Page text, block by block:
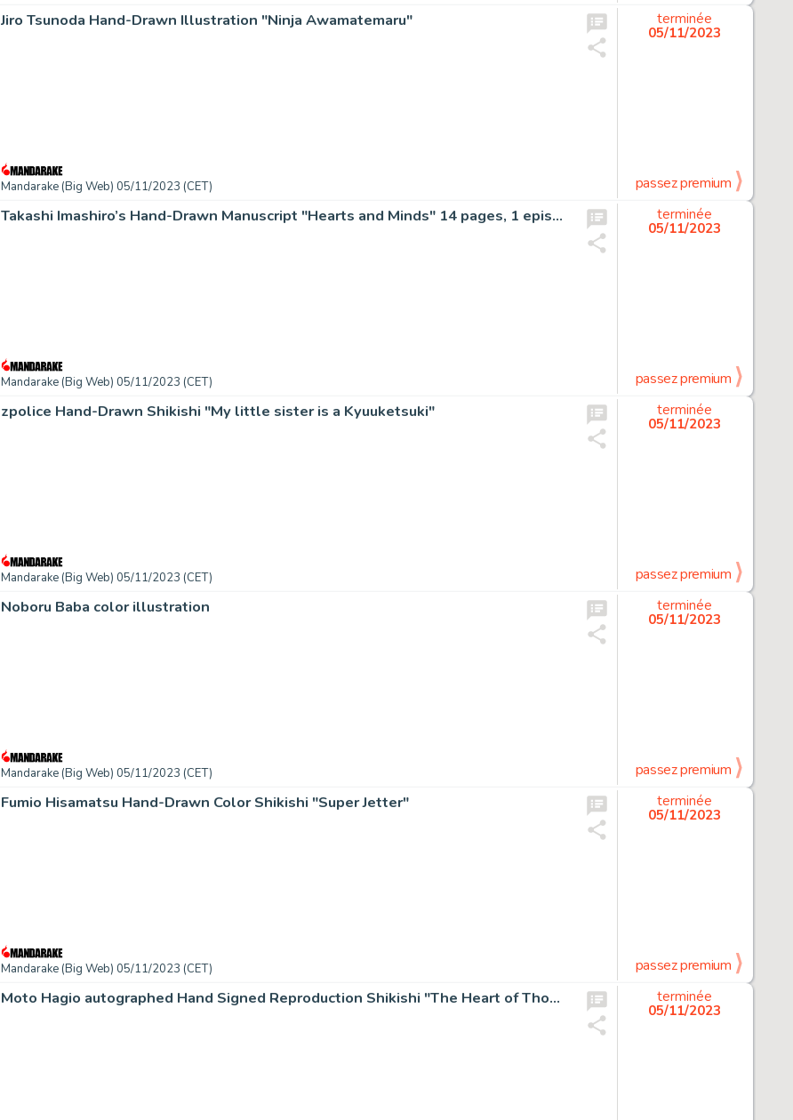
Jiro Tsunoda Hand-Drawn Illustration "Ninja Awamatemaru"
Mandarake (Big Web) 05/11/2023 (CET)
terminée
05/11/2023
passez premium
Takashi Imashiro’s Hand-Drawn Manuscript "Hearts and Minds" 14 pages, 1 episode completed
Mandarake (Big Web) 05/11/2023 (CET)
terminée
05/11/2023
passez premium
zpolice Hand-Drawn Shikishi "My little sister is a Kyuuketsuki"
Mandarake (Big Web) 05/11/2023 (CET)
terminée
05/11/2023
passez premium
Noboru Baba color illustration
Mandarake (Big Web) 05/11/2023 (CET)
terminée
05/11/2023
passez premium
Fumio Hisamatsu Hand-Drawn Color Shikishi "Super Jetter"
Mandarake (Big Web) 05/11/2023 (CET)
terminée
05/11/2023
passez premium
Moto Hagio autographed Hand Signed Reproduction Shikishi "The Heart of Thomas"
terminée
05/11/2023